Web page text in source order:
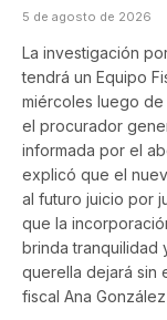
5 de agosto de 2026
La investigación
tendrá un Equipo
miércoles luego de
el procurador
informada por el
explicó que el
al futuro juicio por
que la
brinda tranquilidad
querella dejará sin
fiscal Ana